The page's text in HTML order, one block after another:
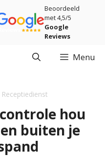
Beoordeeld
met 4,5/5
Google
Reviews
Menu
Receptiedienst
hou
buiten je